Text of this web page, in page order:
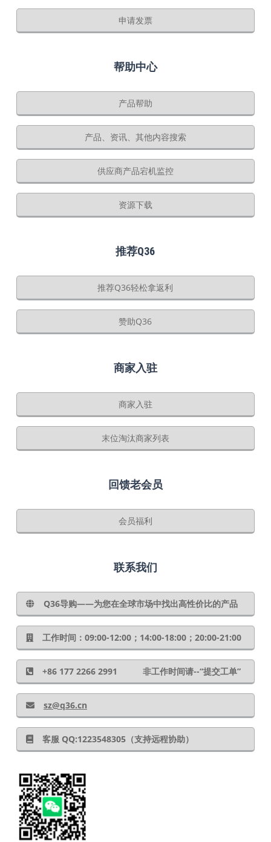
申请发票
帮助中心
产品帮助
产品、资讯、其他内容搜索
供应商产品宕机监控
资源下载
推荐Q36
推荐Q36轻松拿返利
赞助Q36
商家入驻
商家入驻
末位淘汰商家列表
回馈老会员
会员福利
联系我们
Q36导购——为您在全球市场中找出高性价比的产品
工作时间：09:00-12:00；14:00-18:00；20:00-21:00
+86 177 2266 2991 非工作时间请--“提交工单”
sz@q36.cn
客服 QQ:1223548305（支持远程协助）